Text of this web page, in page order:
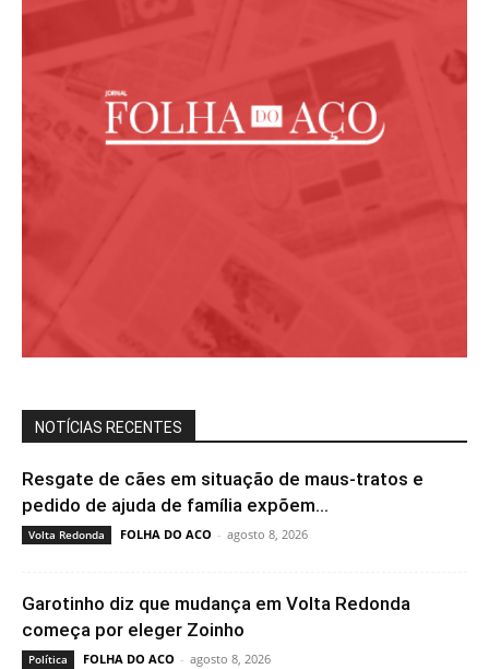
NOTÍCIAS RECENTES
Resgate de cães em situação de maus-tratos e
pedido de ajuda de família expõem...
Volta Redonda FOLHA DO ACO - agosto 8, 2026
Garotinho diz que mudança em Volta Redonda
começa por eleger Zoinho
Política FOLHA DO ACO - agosto 8, 2026